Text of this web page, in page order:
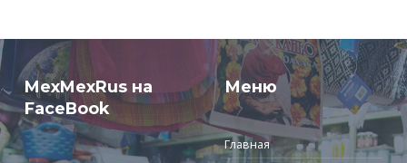
MexMexRus на
FaceBook
Меню
Главная